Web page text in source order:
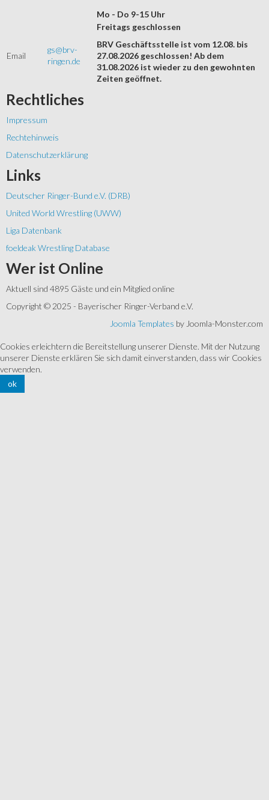
Mo - Do 9-15 Uhr
Email
gs@brv-
ringen.de
Freitags geschlossen
BRV Geschäftsstelle ist vom 12.08. bis
27.08.2026 geschlossen! Ab dem
31.08.2026 ist wieder zu den gewohnten
Zeiten geöffnet.
Rechtliches
Impressum
Rechtehinweis
Datenschutzerklärung
Links
Deutscher Ringer-Bund e.V. (DRB)
United World Wrestling (UWW)
Liga Datenbank
foeldeak Wrestling Database
Wer ist Online
Aktuell sind 4895 Gäste und ein Mitglied online
Copyright © 2025 - Bayerischer Ringer-Verband e.V.
Joomla Templates by Joomla-Monster.com
Cookies erleichtern die Bereitstellung unserer Dienste. Mit der Nutzung
unserer Dienste erklären Sie sich damit einverstanden, dass wir Cookies
verwenden.
ok